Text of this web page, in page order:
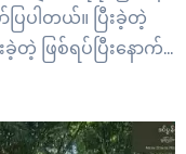
ပါတယ်။ ပြီးခဲ့တဲ့
တဲ့ ဖြစ်ရပ်ပြီးနောက်